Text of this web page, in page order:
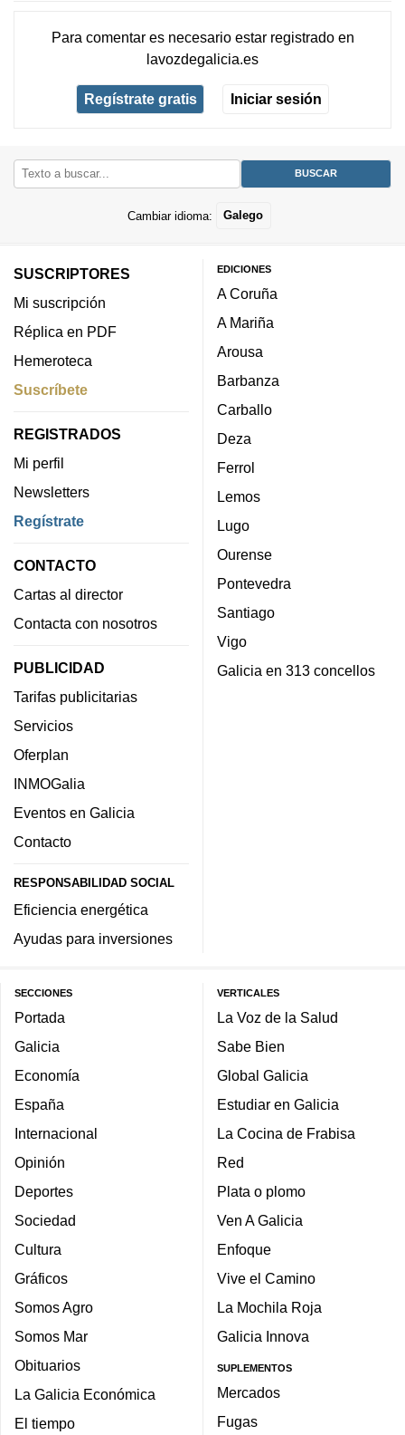
Para comentar es necesario estar registradoen
lavozdegalicia.es
Regístrate gratis Iniciar sesión
Cambiar idioma: Galego
SUSCRIPTORES
Mi suscripción
Réplica en PDF
Hemeroteca
Suscríbete
REGISTRADOS
Mi perfil
Newsletters
Regístrate
CONTACTO
Cartas al director
Contacta con nosotros
PUBLICIDAD
Tarifas publicitarias
Servicios
Oferplan
INMOGalia
Eventos en Galicia
Contacto
RESPONSABILIDAD SOCIAL
Eficiencia energética
Ayudas para inversiones
EDICIONES
A Coruña
A Mariña
Arousa
Barbanza
Carballo
Deza
Ferrol
Lemos
Lugo
Ourense
Pontevedra
Santiago
Vigo
Galicia en 313 concellos
SECCIONES
Portada
Galicia
Economía
España
Internacional
Opinión
Deportes
Sociedad
Cultura
Gráficos
Somos Agro
Somos Mar
Obituarios
La Galicia Económica
El tiempo
VERTICALES
La Voz de la Salud
Sabe Bien
Global Galicia
Estudiar en Galicia
La Cocina de Frabisa
Red
Plata o plomo
Ven A Galicia
Enfoque
Vive el Camino
La Mochila Roja
Galicia Innova
SUPLEMENTOS
Mercados
Fugas